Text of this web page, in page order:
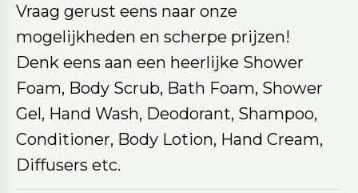
Vraag gerust eens naar onze
mogelijkheden en scherpe prijzen!
Denk eens aan een heerlijke Shower
Foam, Body Scrub, Bath Foam, Shower
Gel, Hand Wash, Deodorant, Shampoo,
Conditioner, Body Lotion, Hand Cream,
Diffusers etc.